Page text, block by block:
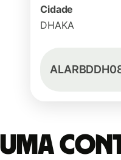
Cidade
DHAKA
Uma